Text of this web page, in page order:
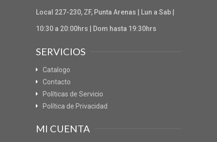
Local 227-230, ZF, Punta Arenas | Lun a Sab |
10:30 a 20:00hrs | Dom hasta 19:30hrs
SERVICIOS
Catalogo
Contacto
Políticas de Servicio
Política de Privacidad
MI CUENTA